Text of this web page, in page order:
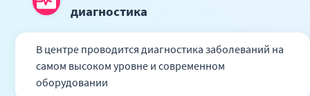
диагностика
В центре проводится диагностика заболеваний на
самом высоком уровне и современном
оборудовании